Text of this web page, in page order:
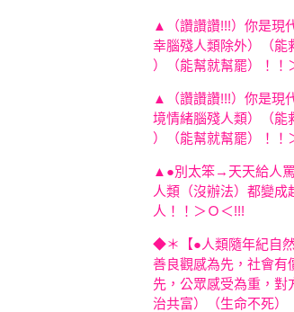
▲（讚讚讚!!!）你是現
幸腦殘人類除外）（能
）（能幫就幫罷）
▲（讚讚讚!!!）你是現
境情緒腦殘人類）（能
）（能幫就幫罷）
▲●別太笨→天天給人罵
人類（沒辦法）都變成
人！！ ＞Ｏ＜!!!
◆＊【●人類隨年紀自
善良觀感為先，社會有
先，公眾感受為重，對
治共富）（生命不死）